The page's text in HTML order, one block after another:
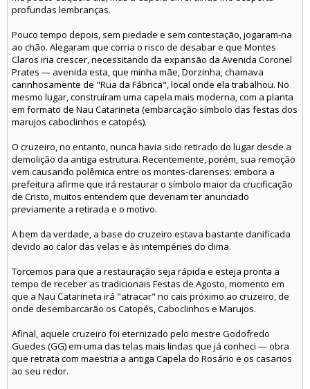
profundas lembranças.
Pouco tempo depois, sem piedade e sem contestação, jogaram-na
ao chão. Alegaram que corria o risco de desabar e que Montes
Claros iria crescer, necessitando da expansão da Avenida Coronel
Prates — avenida esta, que minha mãe, Dorzinha, chamava
carinhosamente de "Rua da Fábrica", local onde ela trabalhou. No
mesmo lugar, construíram uma capela mais moderna, com a planta
em formato de Nau Catarineta (embarcação símbolo das festas dos
marujos caboclinhos e catopés).
O cruzeiro, no entanto, nunca havia sido retirado do lugar desde a
demolição da antiga estrutura. Recentemente, porém, sua remoção
vem causando polêmica entre os montes-clarenses: embora a
prefeitura afirme que irá restaurar o símbolo maior da crucificação
de Cristo, muitos entendem que deveriam ter anunciado
previamente a retirada e o motivo.
A bem da verdade, a base do cruzeiro estava bastante danificada
devido ao calor das velas e às intempéries do clima.
Torcemos para que a restauração seja rápida e esteja pronta a
tempo de receber as tradicionais Festas de Agosto, momento em
que a Nau Catarineta irá "atracar" no cais próximo ao cruzeiro, de
onde desembarcarão os Catopés, Caboclinhos e Marujos.
Afinal, aquele cruzeiro foi eternizado pelo mestre Godofredo
Guedes (GG) em uma das telas mais lindas que já conheci — obra
que retrata com maestria a antiga Capela do Rosário e os casarios
ao seu redor.